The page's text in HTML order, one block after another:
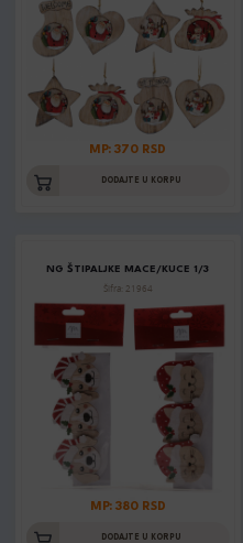
MP: 370 RSD
DODAJTE U KORPU
NG ŠTIPALJKE MACE/KUCE 1/3
Šifra: 21964
MP: 380 RSD
DODAJTE U KORPU